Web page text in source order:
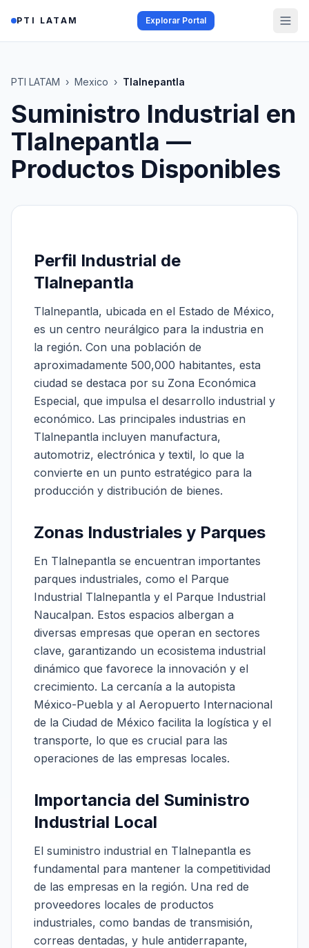
PTI LATAM Explorar Portal
PTI LATAM › Mexico › Tlalnepantla
Suministro Industrial en
Tlalnepantla —
Productos Disponibles
Perfil Industrial de
Tlalnepantla
Tlalnepantla, ubicada en el Estado de México,
es un centro neurálgico para la industria en
la región. Con una población de
aproximadamente 500,000 habitantes, esta
ciudad se destaca por su Zona Económica
Especial, que impulsa el desarrollo industrial y
económico. Las principales industrias en
Tlalnepantla incluyen manufactura,
automotriz, electrónica y textil, lo que la
convierte en un punto estratégico para la
producción y distribución de bienes.
Zonas Industriales y Parques
En Tlalnepantla se encuentran importantes
parques industriales, como el Parque
Industrial Tlalnepantla y el Parque Industrial
Naucalpan. Estos espacios albergan a
diversas empresas que operan en sectores
clave, garantizando un ecosistema industrial
dinámico que favorece la innovación y el
crecimiento. La cercanía a la autopista
México-Puebla y al Aeropuerto Internacional
de la Ciudad de México facilita la logística y el
transporte, lo que es crucial para las
operaciones de las empresas locales.
Importancia del Suministro
Industrial Local
El suministro industrial en Tlalnepantla es
fundamental para mantener la competitividad
de las empresas en la región. Una red de
proveedores locales de productos
industriales, como bandas de transmisión,
correas dentadas, y hule antiderrapante,